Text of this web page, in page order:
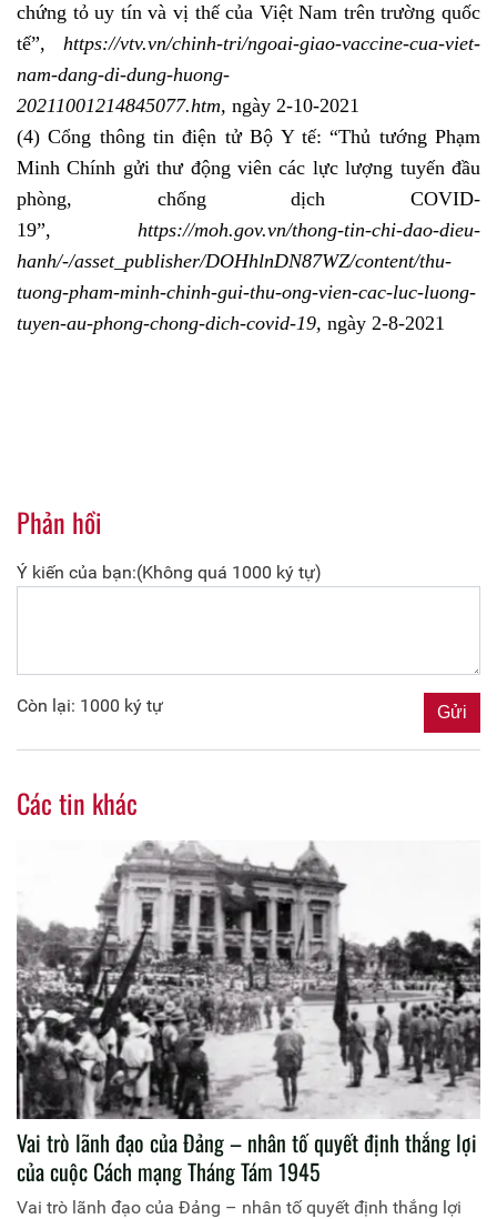
chứng tỏ uy tín và vị thế của Việt Nam trên trường quốc
tế”, https://vtv.vn/chinh-tri/ngoai-giao-vaccine-cua-viet-
nam-dang-di-dung-huong-
20211001214845077.htm, ngày 2-10-2021
(4) Cổng thông tin điện tử Bộ Y tế: “Thủ tướng Phạm
Minh Chính gửi thư động viên các lực lượng tuyến đầu
phòng, chống dịch COVID-
19”, https://moh.gov.vn/thong-tin-chi-dao-dieu-
hanh/-/asset_publisher/DOHhlnDN87WZ/content/thu-
tuong-pham-minh-chinh-gui-thu-ong-vien-cac-luc-luong-
tuyen-au-phong-chong-dich-covid-19, ngày 2-8-2021
Phản hồi
Ý kiến của bạn:(Không quá 1000 ký tự)
Còn lại: 1000 ký tự
Các tin khác
Vai trò lãnh đạo của Đảng – nhân tố quyết định thắng lợi
của cuộc Cách mạng Tháng Tám 1945
Vai trò lãnh đạo của Đảng – nhân tố quyết định thắng lợi